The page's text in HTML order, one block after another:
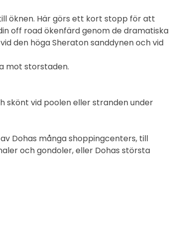
öknen. Här görs ett kort stopp för att
off road ökenfärd genom de dramatiska
den höga Sheraton sanddynen och vid
mot storstaden.
skönt vid poolen eller stranden under
Dohas många shoppingcenters, till
och gondoler, eller Dohas största